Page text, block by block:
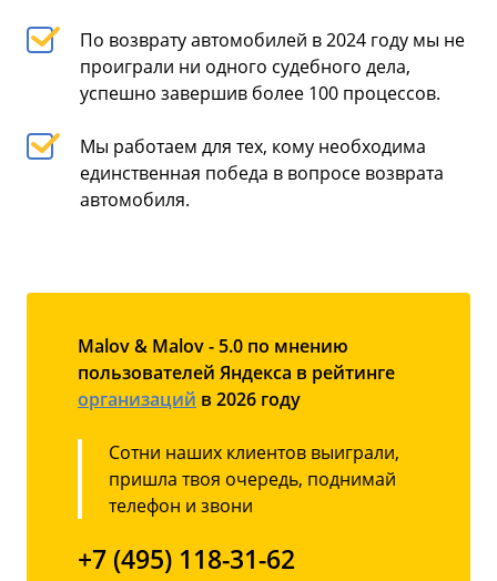
По возврату автомобилей в 2024 году мы не
проиграли ни одного судебного дела,
успешно завершив более 100 процессов.
Мы работаем для тех, кому необходима
единственная победа в вопросе возврата
автомобиля.
Malov & Malov - 5.0 по мнению
пользователей Яндекса в рейтинге
организаций в 2026 году
Сотни наших клиентов выиграли,
пришла твоя очередь, поднимай
телефон и звони
+7 (495) 118-31-62